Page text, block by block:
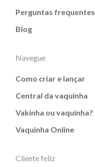
Perguntas frequentes
Blog
Navegue
Como criar e lançar
Central da vaquinha
Vakinha ou vaquinha?
Vaquinha Online
Cliente feliz